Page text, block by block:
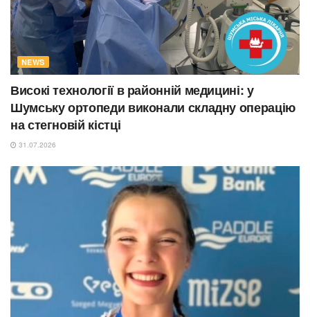
NEWS
Високі технології в районній медицині: у
Шумську ортопеди виконали складну операцію
на стегновій кістці
31.07.2026